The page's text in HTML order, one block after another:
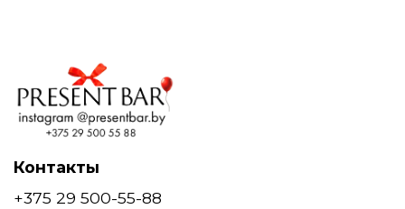
Контакты
+375 29 500-55-88